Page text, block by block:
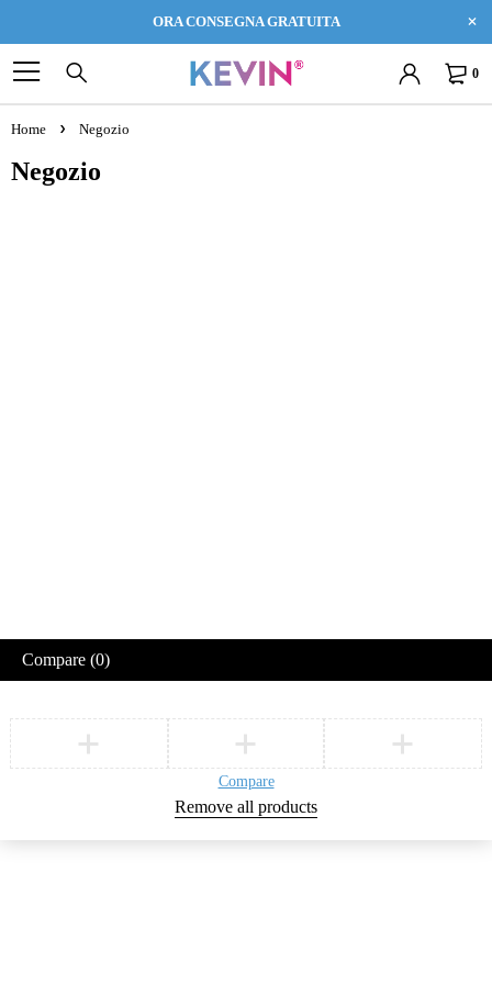
ORA CONSEGNA GRATUITA
0
Home Negozio
Negozio
Compare (0)
Compare
Remove all products